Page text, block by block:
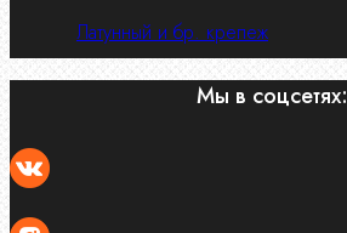
Латунный и бр. крепеж
Мы в соцсетях: